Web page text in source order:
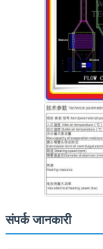
संपर्क जानकारी